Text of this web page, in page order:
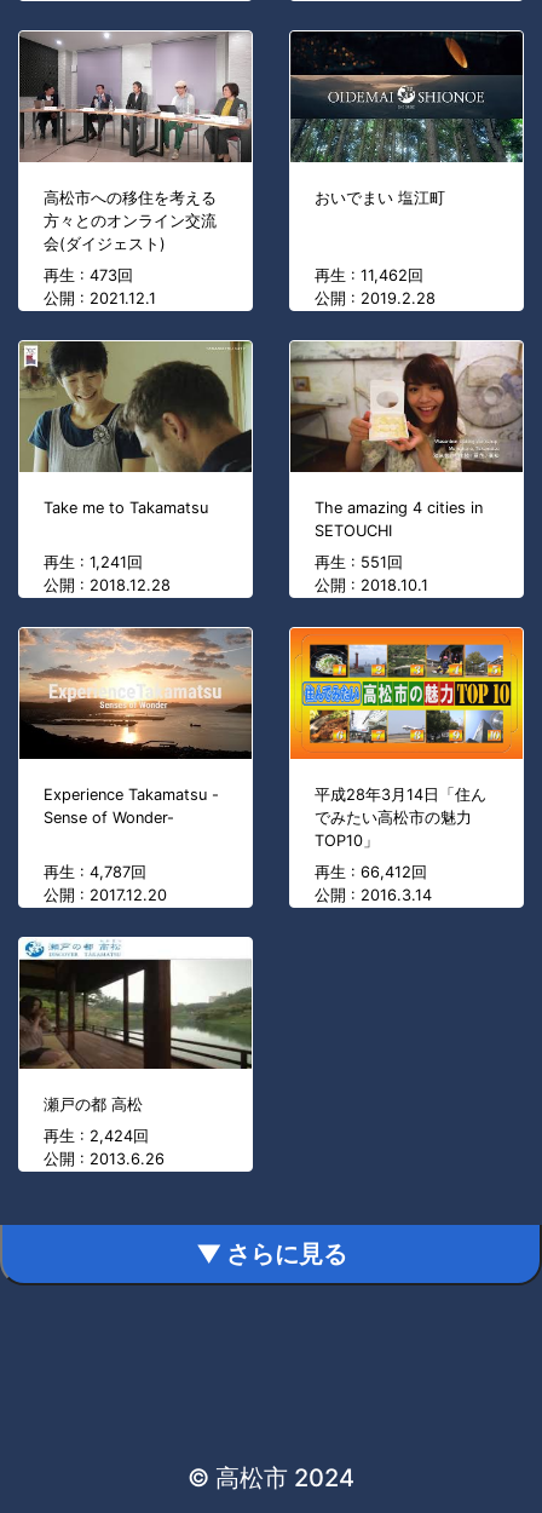
高松市への移住を考える
方々とのオンライン交流
会(ダイジェスト)
再生 : 473回
公開 : 2021.12.1
おいでまい 塩江町
再生 : 11,462回
公開 : 2019.2.28
Take me to Takamatsu
再生 : 1,241回
公開 : 2018.12.28
The amazing 4 cities in
SETOUCHI
再生 : 551回
公開 : 2018.10.1
Experience Takamatsu -
Sense of Wonder-
再生 : 4,787回
公開 : 2017.12.20
平成28年3月14日「住ん
でみたい高松市の魅力
TOP10」
再生 : 66,412回
公開 : 2016.3.14
瀬戸の都 高松
再生 : 2,424回
公開 : 2013.6.26
▼ さらに見る
© 高松市 2024